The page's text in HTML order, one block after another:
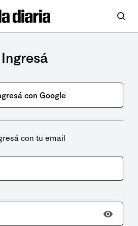
Ingresá
con Google
con tu email